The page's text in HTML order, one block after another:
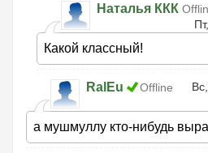
Наталья ККК
Какой классный!
RalEu Offline
а мушмуллу кто-нибудь